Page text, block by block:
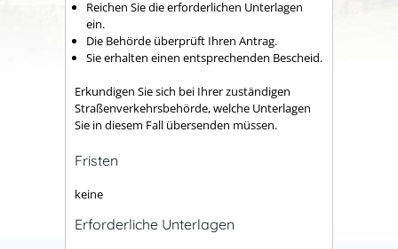
Reichen Sie die erforderlichen Unterlagen
ein.
Die Behörde überprüft Ihren Antrag.
Sie erhalten einen entsprechenden Bescheid.
Erkundigen Sie sich bei Ihrer zuständigen
Straßenverkehrsbehörde, welche Unterlagen
Sie in diesem Fall übersenden müssen.
Fristen
keine
Erforderliche Unterlagen